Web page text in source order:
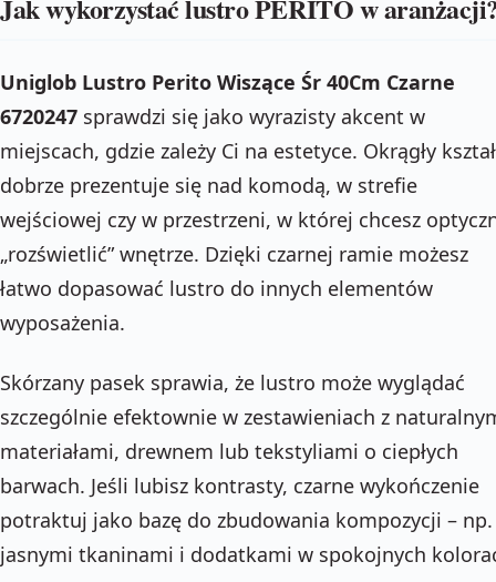
Jak wykorzystać lustro PERITO w
Uniglob Lustro Perito Wiszące Śr 40Cm Czarne
6720247 sprawdzi się jako wyrazisty akcent w
miejscach, gdzie zależy Ci na estetyce. Okrągły
dobrze prezentuje się nad komodą, w strefie
wejściowej czy w przestrzeni, w której chcesz
„rozświetlić” wnętrze. Dzięki czarnej ramie możesz
łatwo dopasować lustro do innych elementów
wyposażenia.
Skórzany pasek sprawia, że lustro może wyglądać
szczególnie efektownie w zestawieniach z
materiałami, drewnem lub tekstyliami o ciepłych
barwach. Jeśli lubisz kontrasty, czarne wykończenie
potraktuj jako bazę do zbudowania kompozycji – np.
jasnymi tkaninami i dodatkami w spokojnych